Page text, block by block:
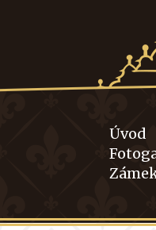
Úvod